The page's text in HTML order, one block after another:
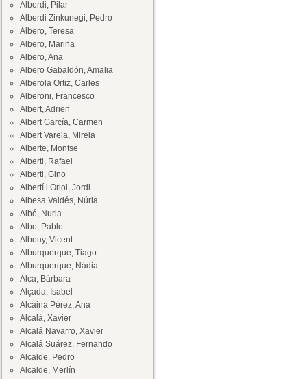
Alberdi, Pilar
Alberdi Zinkunegi, Pedro
Albero, Teresa
Albero, Marina
Albero, Ana
Albero Gabaldón, Amalia
Alberola Ortiz, Carles
Alberoni, Francesco
Albert, Adrien
Albert García, Carmen
Albert Varela, Mireia
Alberte, Montse
Alberti, Rafael
Alberti, Gino
Albertí i Oriol, Jordi
Albesa Valdés, Núria
Albó, Nuria
Albo, Pablo
Albouy, Vicent
Alburquerque, Tiago
Alburquerque, Nádia
Alca, Bárbara
Alçada, Isabel
Alcaina Pérez, Ana
Alcalá, Xavier
Alcalá Navarro, Xavier
Alcalá Suárez, Fernando
Alcalde, Pedro
Alcalde, Merlín